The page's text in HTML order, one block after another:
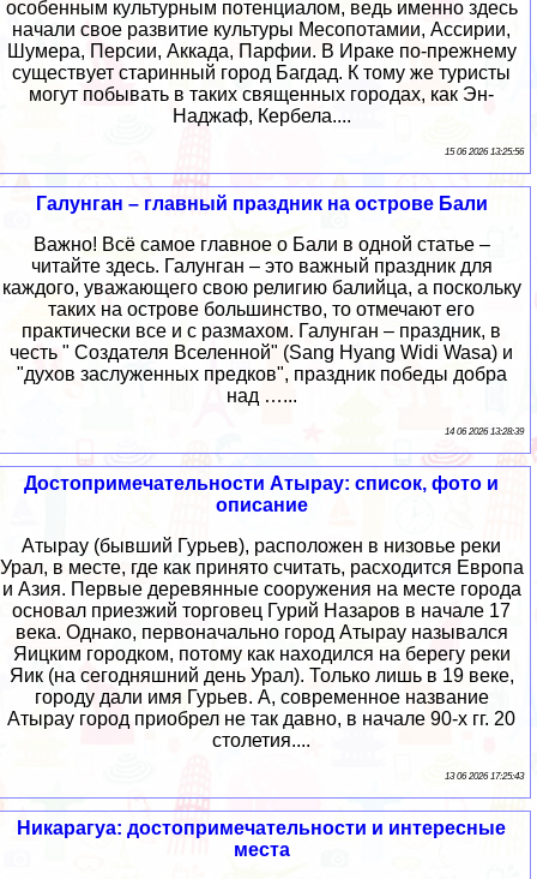
особенным культурным потенциалом, ведь именно здесь
начали свое развитие культуры Месопотамии, Ассирии,
Шумера, Персии, Аккада, Парфии. В Ираке по-прежнему
существует старинный город Багдад. К тому же туристы
могут побывать в таких священных городах, как Эн-
Наджаф, Кербела....
15 06 2026 13:25:56
Галунган – главный праздник на острове Бали
Важно! Всё самое главное о Бали в одной статье –
читайте здесь. Галунган – это важный праздник для
каждого, уважающего свою религию балийца, а поскольку
таких на острове большинство, то отмечают его
практически все и с размахом. Галунган – праздник, в
честь " Создателя Вселенной" (Sang Hyang Widi Wasa) и
"духов заслуженных предков", праздник победы добра
над …...
14 06 2026 13:28:39
Достопримечательности Атырау: список, фото и
описание
Атырау (бывший Гурьев), расположен в низовье реки
Урал, в месте, где как принято считать, расходится Европа
и Азия. Первые деревянные сооружения на месте города
основал приезжий торговец Гурий Назаров в начале 17
века. Однако, первоначально город Атырау назывался
Яицким городком, потому как находился на берегу реки
Яик (на сегодняшний день Урал). Только лишь в 19 веке,
городу дали имя Гурьев. А, современное название
Атырау город приобрел не так давно, в начале 90-х гг. 20
столетия....
13 06 2026 17:25:43
Никарагуа: достопримечательности и интересные
места